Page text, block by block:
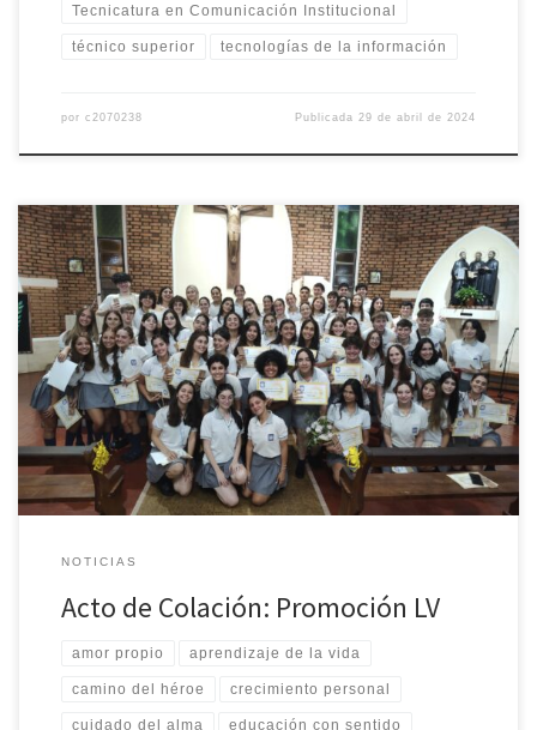
Tecnicatura en Comunicación Institucional
técnico superior tecnologías de la información
por c2070238 Publicada 29 de abril de 2024
Podríamos comparar el recorrido durante estos años, salvando las
distancias, con el camino del héroe que Homero plantea en La
Odisea. Pero el verdadero significado de Ítaca es algo mucho más
íntimo y sencillo: Ítaca representa el proceso para lograr una meta.
Ítaca es el camino, nuestro camino, es la […]
NOTICIAS
Acto de Colación: Promoción LV
amor propio aprendizaje de la vida
camino del héroe crecimiento personal
cuidado del alma educación con sentido